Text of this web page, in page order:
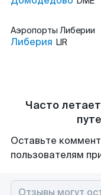
Аэропорты Либерии
Либерия LIR
Часто
Оставьте
пользователям